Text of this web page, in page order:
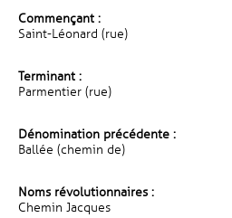
Commençant :
Saint-Léonard (rue)
Terminant :
Parmentier (rue)
Dénomination précédente :
Ballée (chemin de)
Noms révolutionnaires :
Chemin Jacques